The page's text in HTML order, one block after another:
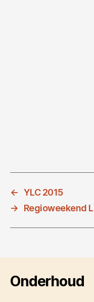
← YLC 2015
→
Regioweekend
Onderhoud